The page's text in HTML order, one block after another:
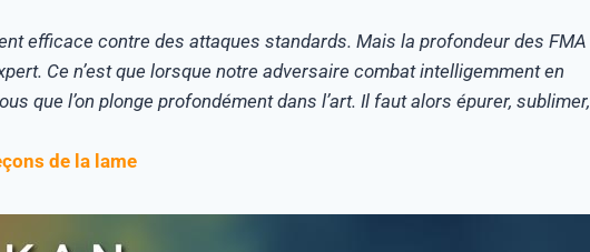
efficace contre des attaques standards. Mais la profondeur des FMA
Ce n’est que lorsque notre adversaire combat intelligemment en
que l’on plonge profondément dans l’art. Il faut alors épurer, sublimer,
de la lame